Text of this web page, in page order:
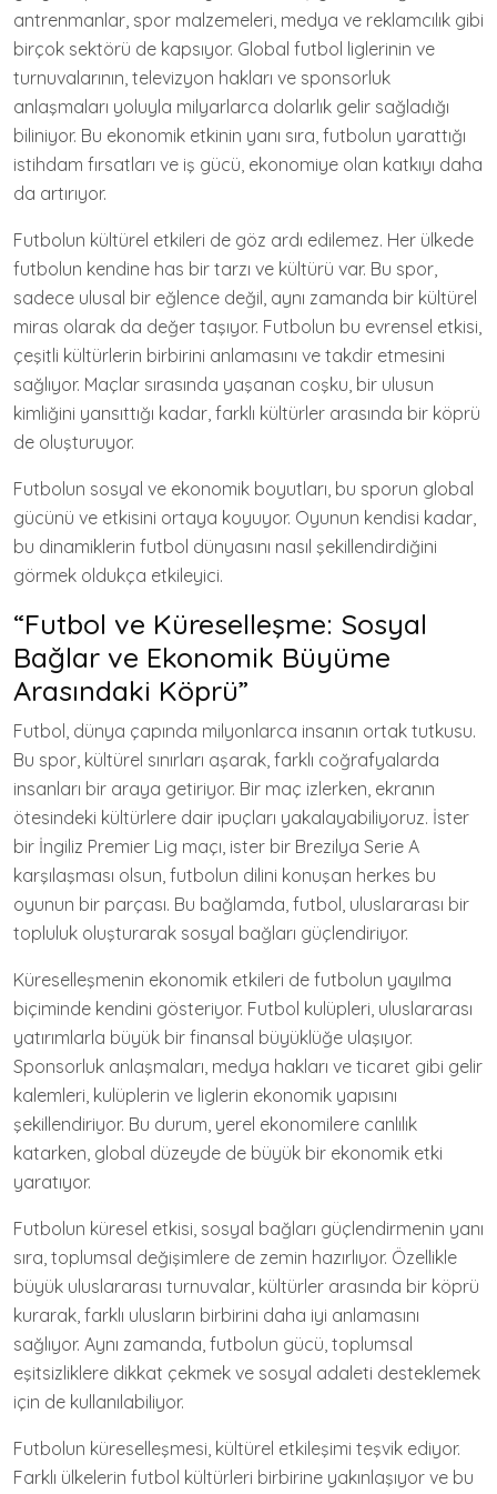
antrenmanlar, spor malzemeleri, medya ve reklamcılık gibi
birçok sektörü de kapsıyor. Global futbol liglerinin ve
turnuvalarının, televizyon hakları ve sponsorluk
anlaşmaları yoluyla milyarlarca dolarlık gelir sağladığı
biliniyor. Bu ekonomik etkinin yanı sıra, futbolun yarattığı
istihdam fırsatları ve iş gücü, ekonomiye olan katkıyı daha
da artırıyor.
Futbolun kültürel etkileri de göz ardı edilemez. Her ülkede
futbolun kendine has bir tarzı ve kültürü var. Bu spor,
sadece ulusal bir eğlence değil, aynı zamanda bir kültürel
miras olarak da değer taşıyor. Futbolun bu evrensel etkisi,
çeşitli kültürlerin birbirini anlamasını ve takdir etmesini
sağlıyor. Maçlar sırasında yaşanan coşku, bir ulusun
kimliğini yansıttığı kadar, farklı kültürler arasında bir köprü
de oluşturuyor.
Futbolun sosyal ve ekonomik boyutları, bu sporun global
gücünü ve etkisini ortaya koyuyor. Oyunun kendisi kadar,
bu dinamiklerin futbol dünyasını nasıl şekillendirdiğini
görmek oldukça etkileyici.
“Futbol ve Küreselleşme: Sosyal
Bağlar ve Ekonomik Büyüme
Arasındaki Köprü”
Futbol, dünya çapında milyonlarca insanın ortak tutkusu.
Bu spor, kültürel sınırları aşarak, farklı coğrafyalarda
insanları bir araya getiriyor. Bir maç izlerken, ekranın
ötesindeki kültürlere dair ipuçları yakalayabiliyoruz. İster
bir İngiliz Premier Lig maçı, ister bir Brezilya Serie A
karşılaşması olsun, futbolun dilini konuşan herkes bu
oyunun bir parçası. Bu bağlamda, futbol, uluslararası bir
topluluk oluşturarak sosyal bağları güçlendiriyor.
Küreselleşmenin ekonomik etkileri de futbolun yayılma
biçiminde kendini gösteriyor. Futbol kulüpleri, uluslararası
yatırımlarla büyük bir finansal büyüklüğe ulaşıyor.
Sponsorluk anlaşmaları, medya hakları ve ticaret gibi gelir
kalemleri, kulüplerin ve liglerin ekonomik yapısını
şekillendiriyor. Bu durum, yerel ekonomilere canlılık
katarken, global düzeyde de büyük bir ekonomik etki
yaratıyor.
Futbolun küresel etkisi, sosyal bağları güçlendirmenin yanı
sıra, toplumsal değişimlere de zemin hazırlıyor. Özellikle
büyük uluslararası turnuvalar, kültürler arasında bir köprü
kurarak, farklı ulusların birbirini daha iyi anlamasını
sağlıyor. Aynı zamanda, futbolun gücü, toplumsal
eşitsizliklere dikkat çekmek ve sosyal adaleti desteklemek
için de kullanılabiliyor.
Futbolun küreselleşmesi, kültürel etkileşimi teşvik ediyor.
Farklı ülkelerin futbol kültürleri birbirine yakınlaşıyor ve bu